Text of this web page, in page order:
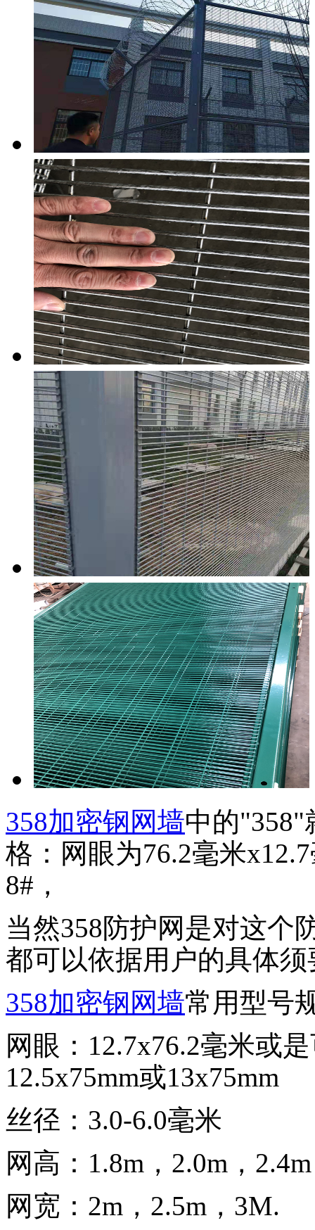
358加密钢网墙中的"358"
格：网眼为76.2毫米
8#，
当然358防护网是对这个
都可以依据用户的具体
358加密钢网墙常用型号
网眼：12.7x76.2毫米或
12.5x75mm或13x75mm
丝径：3.0-6.0毫米
网高：1.8m，2.0m，
网宽：2m，2.5m，3M.